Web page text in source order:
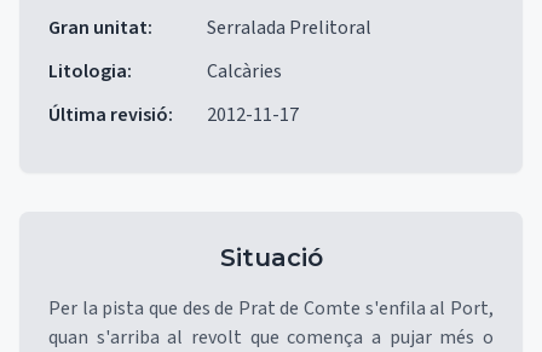
Gran unitat:
Serralada Prelitoral
Litologia:
Calcàries
Última revisió: 2012-11-17
Situació
Per la pista que des de Prat de Comte s'enfila al Port,
quan s'arriba al revolt que comença a pujar més o